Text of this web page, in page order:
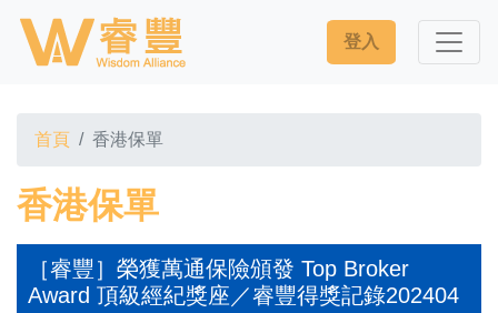
登入
首頁 香港保單
香港保單
［睿豐］榮獲萬通保險頒發 Top Broker
Award 頂級經紀獎座／睿豐得獎記錄202404